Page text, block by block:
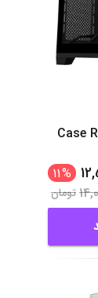
Case
%
11
تومان